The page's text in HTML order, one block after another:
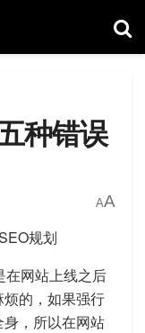
种错误
AA
规划
在网站上线之后
的，如果强行
，所以在网站